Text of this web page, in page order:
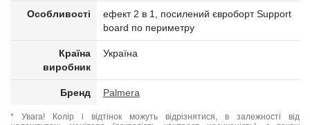
Особливості
ефект 2 в 1, посилений євроборт Support
board по периметру
Країна
виробник
Україна
Бренд Palmera
* Увага! Колір і відтінок можуть відрізнятися, в залежності від